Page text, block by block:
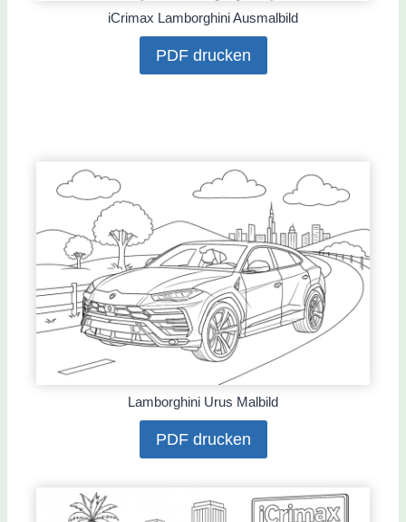
iCrimax Lamborghini Ausmalbild
PDF drucken
Lamborghini Urus Malbild
PDF drucken